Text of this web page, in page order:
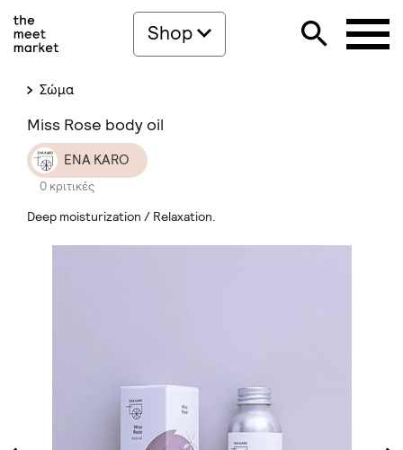
Shop
Σώμα
Miss Rose body oil
ENA KARO
0 κριτικές
Deep moisturization / Relaxation.